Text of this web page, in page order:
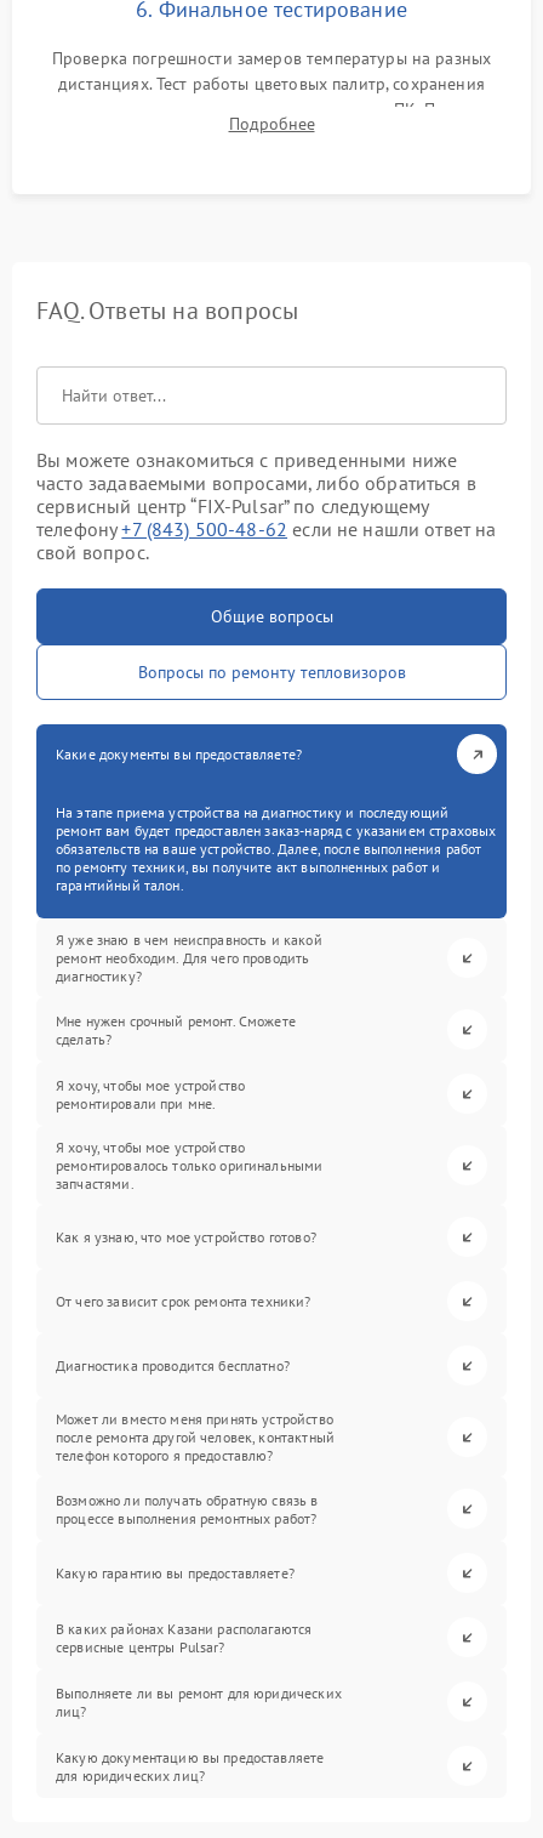
6. Финальное тестирование
Проверка погрешности замеров температуры на разных
дистанциях. Тест работы цветовых палитр, сохранения
термограмм в память и передачи данных на ПК. Проверка
автономности работы и итоговый контроль качества.
Подробнее
FAQ. Ответы на вопросы
Вы можете ознакомиться с приведенными ниже
часто задаваемыми вопросами, либо обратиться в
сервисный центр “FIX-Pulsar” по следующему
телефону+7 (843) 500-48-62 если не нашли ответ на
свой вопрос.
Общие вопросы
Вопросы по ремонту тепловизоров
Какие документы вы предоставляете?
На этапе приема устройства на диагностику и последующий
ремонт вам будет предоставлен заказ-наряд с указанием страховых
обязательств на ваше устройство. Далее, после выполнения работ
по ремонту техники, вы получите акт выполненных работ и
гарантийный талон.
Я уже знаю в чем неисправность и какой
ремонт необходим. Для чего проводить
диагностику?
Мне нужен срочный ремонт. Сможете
сделать?
Я хочу, чтобы мое устройство
ремонтировали при мне.
Я хочу, чтобы мое устройство
ремонтировалось только оригинальными
запчастями.
Как я узнаю, что мое устройство готово?
От чего зависит срок ремонта техники?
Диагностика проводится бесплатно?
Может ли вместо меня принять устройство
после ремонта другой человек, контактный
телефон которого я предоставлю?
Возможно ли получать обратную связь в
процессе выполнения ремонтных работ?
Какую гарантию вы предоставляете?
В каких районах Казани располагаются
сервисные центры Pulsar?
Выполняете ли вы ремонт для юридических
лиц?
Какую документацию вы предоставляете
для юридических лиц?